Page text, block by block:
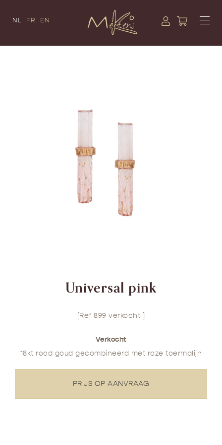
NL FR EN
Universal pink
[Ref 899 verkocht ]
Verkocht
18kt rood goud gecombineerd met roze toermalijn
PRIJS OP AANVRAAG